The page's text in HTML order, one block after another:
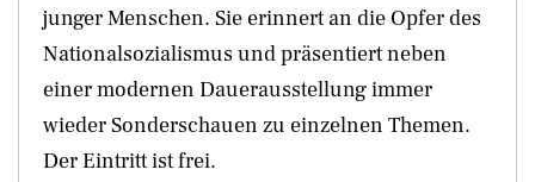
junger Menschen. Sie erinnert an die Opfer des
Nationalsozialismus und präsentiert neben
einer modernen Dauerausstellung immer
wieder Sonderschauen zu einzelnen Themen.
Der Eintritt ist frei.